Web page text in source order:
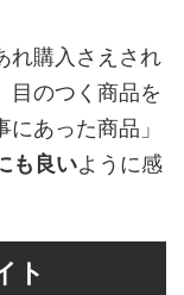
れ購入さえされ
目のつく商品を
あった商品」
も良いように感
ト